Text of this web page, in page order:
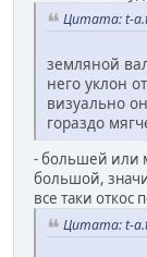
Цитата: t-
земляной
него уклон
визуально
гораздо
- большей или
большой,
все таки
Цитата: t-